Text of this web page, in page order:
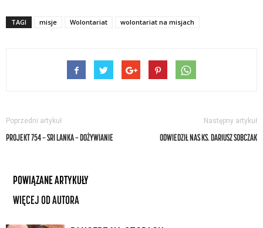
TAGI misje Wolontariat wolontariat na misjach
Poprzedni artykuł
PROJEKT 754 — SRI LANKA — DOŻYWIANIE
Następny artykuł
ODWIEDZIŁ NAS KS. DARIUSZ SOBCZAK
POWIĄZANE ARTYKUŁY
WIĘCEJ OD AUTORA